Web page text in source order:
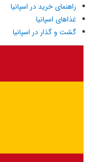
راهنمای خرید در اسپانیا
غذاهای اسپانیا
گشت و گذار در اسپانیا